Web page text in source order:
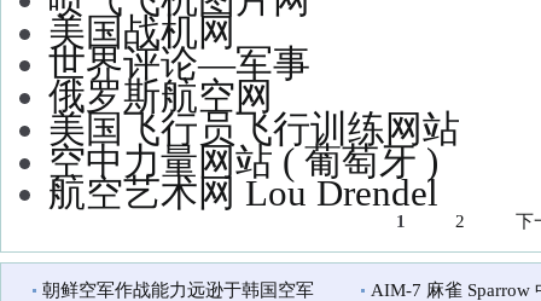
美国战机网
世界评论—军事
俄罗斯航空网
美国飞行员飞行训练网站
空中力量网站 ( 葡萄牙 )
航空艺术网 Lou Drendel
页面
1 2 下
朝鲜空军作战能力远逊于韩国空军
AIM-7 麻雀 Sparrow